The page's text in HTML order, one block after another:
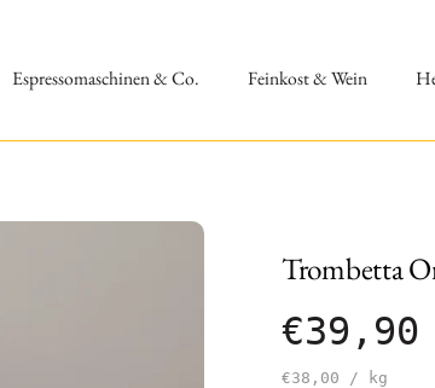
Espressomaschinen & Co. Feinkost & Wein
Trombetta
€39,90
€38,00 / kg